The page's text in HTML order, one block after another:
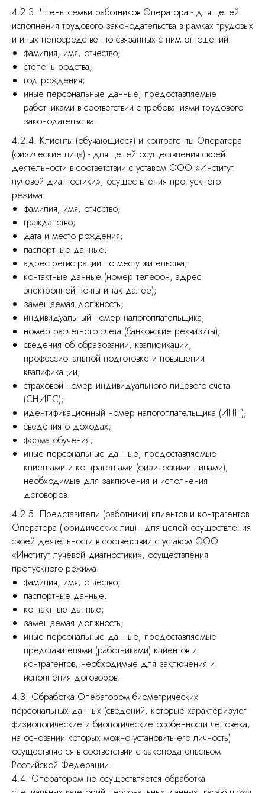
4.2.3. Члены семьи работников Оператора - для целей
исполнения трудового законодательства в рамках трудовых
и иных непосредственно связанных с ним отношений:
фамилия, имя, отчество;
степень родства;
год рождения;
иные персональные данные, предоставляемые
работниками в соответствии с требованиями трудового
законодательства.
4.2.4. Клиенты (обучающиеся) и контрагенты Оператора
(физические лица) - для целей осуществления своей
деятельности в соответствии с уставом ООО «Институт
лучевой диагностики», осуществления пропускного
режима:
фамилия, имя, отчество;
гражданство;
дата и место рождения;
паспортные данные;
адрес регистрации по месту жительства;
контактные данные (номер телефон, адрес
электронной почты и так далее);
замещаемая должность;
индивидуальный номер налогоплательщика;
номер расчетного счета (банковские реквизиты);
сведения об образовании, квалификации,
профессиональной подготовке и повышении
квалификации;
страховой номер индивидуального лицевого счета
(СНИЛС);
идентификационный номер налогоплательщика (ИНН);
сведения о доходах;
форма обучения;
иные персональные данные, предоставляемые
клиентами и контрагентами (физическими лицами),
необходимые для заключения и исполнения
договоров.
4.2.5. Представители (работники) клиентов и контрагентов
Оператора (юридических лиц) - для целей осуществления
своей деятельности в соответствии с уставом ООО
«Институт лучевой диагностики», осуществления
пропускного режима:
фамилия, имя, отчество;
паспортные данные;
контактные данные;
замещаемая должность;
иные персональные данные, предоставляемые
представителями (работниками) клиентов и
контрагентов, необходимые для заключения и
исполнения договоров.
4.3. Обработка Оператором биометрических
персональных данных (сведений, которые характеризуют
физиологические и биологические особенности человека,
на основании которых можно установить его личность)
осуществляется в соответствии с законодательством
Российской Федерации.
4.4. Оператором не осуществляется обработка